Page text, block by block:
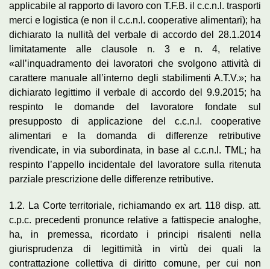
applicabile al rapporto di lavoro con T.F.B. il c.c.n.l. trasporti
merci e logistica (e non il c.c.n.l. cooperative alimentari); ha
dichiarato la nullità del verbale di accordo del 28.1.2014
limitatamente alle clausole n. 3 e n. 4, relative
«all’inquadramento dei lavoratori che svolgono attività di
carattere manuale all’interno degli stabilimenti A.T.V.»; ha
dichiarato legittimo il verbale di accordo del 9.9.2015; ha
respinto le domande del lavoratore fondate sul
presupposto di applicazione del c.c.n.l. cooperative
alimentari e la domanda di differenze retributive
rivendicate, in via subordinata, in base al c.c.n.l. TML; ha
respinto l’appello incidentale del lavoratore sulla ritenuta
parziale prescrizione delle differenze retributive.
1.2. La Corte territoriale, richiamando ex art. 118 disp. att.
c.p.c. precedenti pronunce relative a fattispecie analoghe,
ha, in premessa, ricordato i principi risalenti nella
giurisprudenza di legittimità in virtù dei quali la
contrattazione collettiva di diritto comune, per cui non